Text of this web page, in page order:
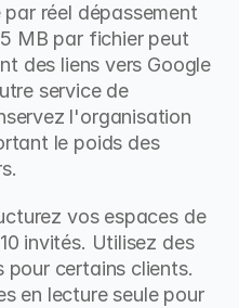
réel dépassement
MB par fichier peut
des liens vers Google
service de
l'organisation
le poids des
vos espaces de
invités. Utilisez des
pour certains clients.
en lecture seule pour